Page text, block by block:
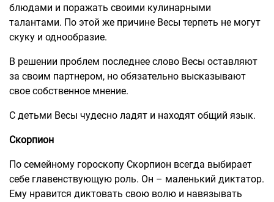
блюдами и поражать своими кулинарными
талантами. По этой же причине Весы терпеть не могут
скуку и однообразие.
В решении проблем последнее слово Весы оставляют
за своим партнером, но обязательно высказывают
свое собственное мнение.
С детьми Весы чудесно ладят и находят общий язык.
Скорпион
По семейному гороскопу Скорпион всегда выбирает
себе главенствующую роль. Он – маленький диктатор.
Ему нравится диктовать свою волю и навязывать